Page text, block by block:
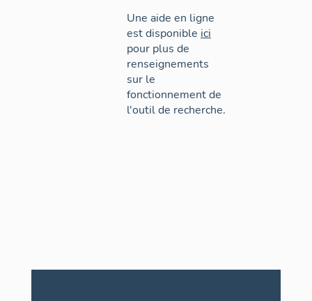
Une aide en ligne
est disponible ici
pour plus de
renseignements
sur le
fonctionnement de
l'outil de recherche.